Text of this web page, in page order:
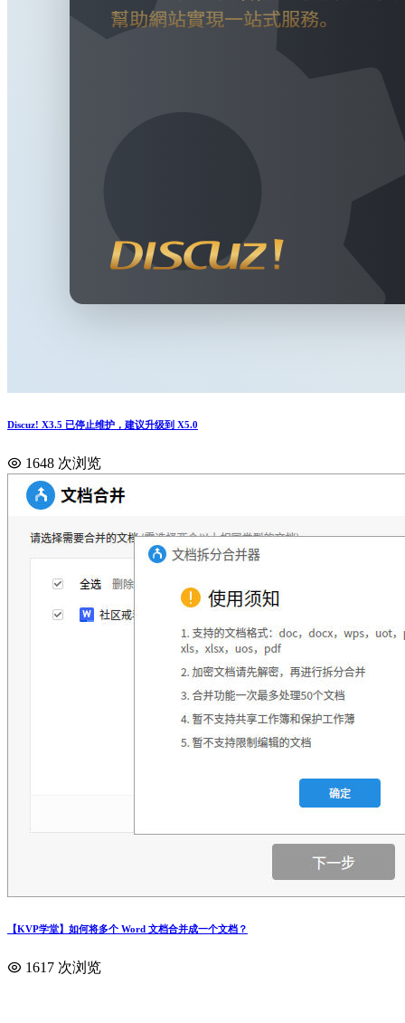
Discuz! X3.5 已停止维护，建议升级到 X5.0
1648 次浏览
【KVP学堂】如何将多个 Word 文档合并成一个文档？
1617 次浏览